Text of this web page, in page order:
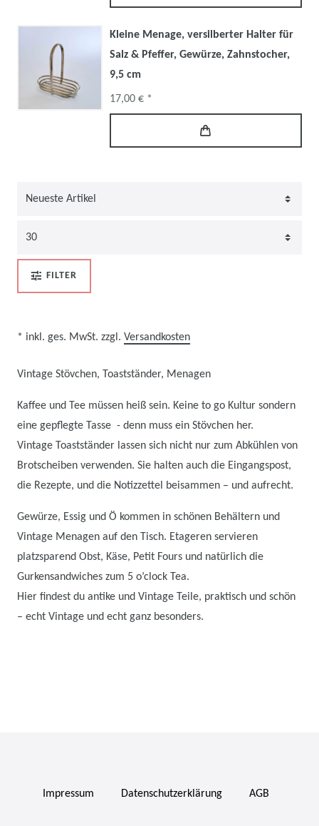
Kleine Menage, versilberter Halter für
Salz & Pfeffer, Gewürze, Zahnstocher,
9,5 cm
17,00 € *
FILTER
* inkl. ges. MwSt. zzgl. Versandkosten
Vintage Stövchen, Toastständer, Menagen
Kaffee und Tee müssen heiß sein. Keine to go Kultur sondern
eine gepflegte Tasse - denn muss ein Stövchen her.
Vintage Toastständer lassen sich nicht nur zum Abkühlen von
Brotscheiben verwenden. Sie halten auch die Eingangspost,
die Rezepte, und die Notizzettel beisammen – und aufrecht.
Gewürze, Essig und Ö kommen in schönen Behältern und
Vintage Menagen auf den Tisch. Etageren servieren
platzsparend Obst, Käse, Petit Fours und natürlich die
Gurkensandwiches zum 5 o’clock Tea.
Hier findest du antike und Vintage Teile, praktisch und schön
– echt Vintage und echt ganz besonders.
Impressum Daten­schutz­erklärung AGB